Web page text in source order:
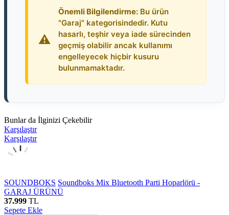
⚠️
Önemli Bilgilendirme: Bu ürün
"Garaj" kategorisindedir. Kutu
hasarlı, teşhir veya iade sürecinden
geçmiş olabilir ancak kullanımı
engelleyecek hiçbir kusuru
bulunmamaktadır.
Bunlar da İlginizi Çekebilir
Karşılaştır
Karşılaştır
SOUNDBOKS Soundboks Mix Bluetooth Parti Hoparlörü -
GARAJ ÜRÜNÜ
37.999 TL
Sepete Ekle